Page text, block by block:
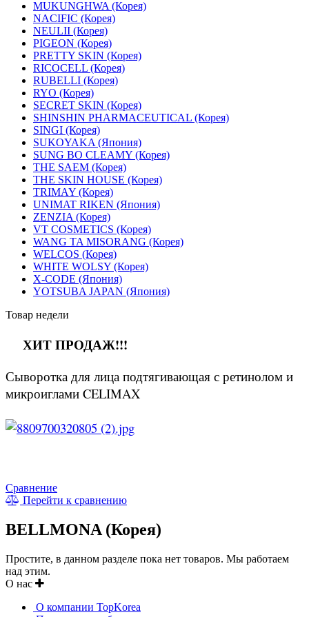
MUKUNGHWA (Корея)
NACIFIC (Корея)
NEULII (Корея)
PIGEON (Корея)
PRETTY SKIN (Корея)
RICOCELL (Корея)
RUBELLI (Корея)
RYO (Корея)
SECRET SKIN (Корея)
SHINSHIN PHARMACEUTICAL (Корея)
SINGI (Корея)
SUKOYAKA (Япония)
SUNG BO CLEAMY (Корея)
THE SAEM (Корея)
THE SKIN HOUSE (Корея)
TRIMAY (Корея)
UNIMAT RIKEN (Япония)
ZENZIA (Корея)
VT COSMETICS (Корея)
WANG TA MISORANG (Корея)
WELCOS (Корея)
WHITE WOLSY (Корея)
X-CODE (Япония)
YOTSUBA JAPAN (Япония)
Товар недели
ХИТ ПРОДАЖ!!!
Сыворотка для лица подтягивающая с ретинолом и
микроиглами CELIMAX
Сравнение
Перейти к сравнению
BELLMONA (Корея)
Простите, в данном разделе пока нет товаров. Мы работаем
над этим.
О нас
О компании TopKorea